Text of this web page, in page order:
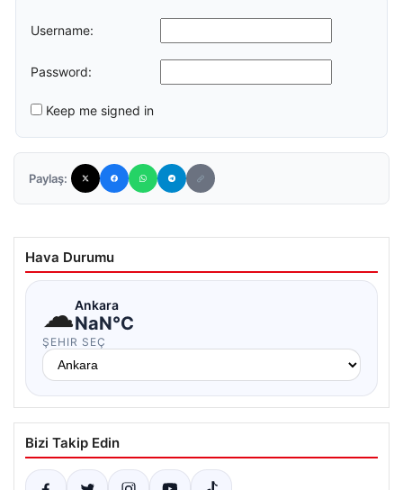
Username:
Password:
Keep me signed in
Paylaş:
Hava Durumu
☁Ankara
NaN°C
ŞEHIR SEÇ
Bizi Takip Edin